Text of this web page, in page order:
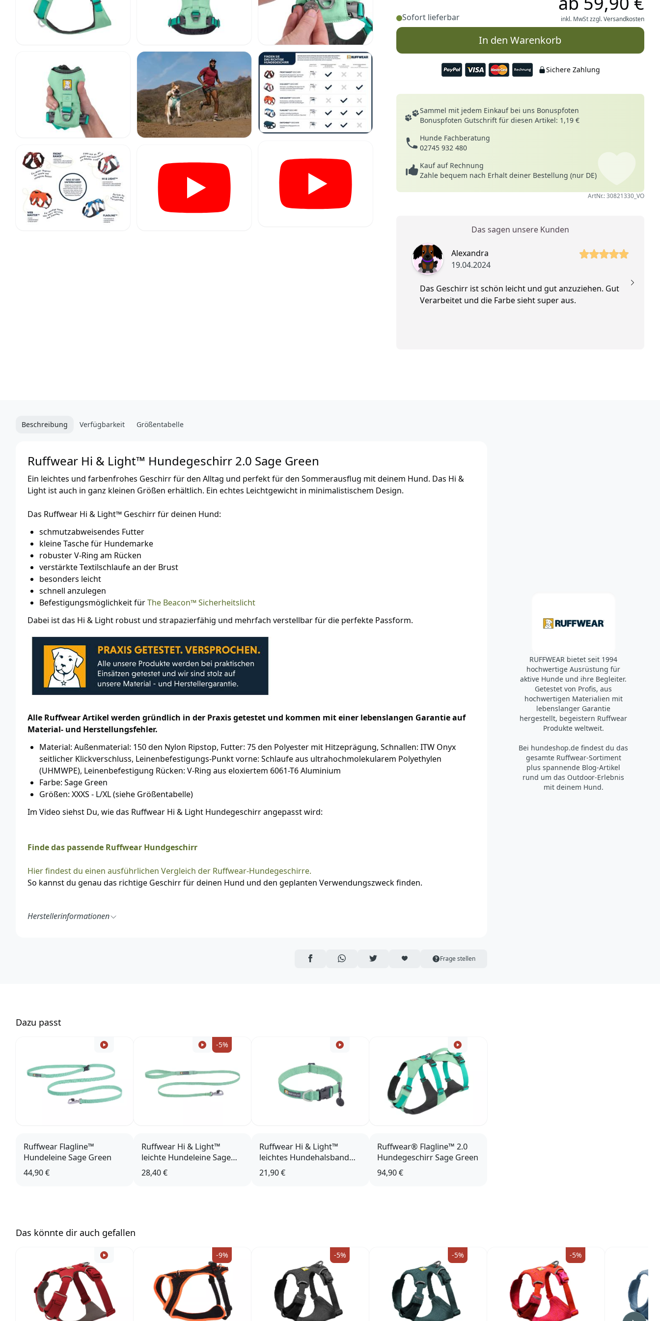
Sofort lieferbar inkl. MwSt zzgl.Versandkosten
In den Warenkorb
Sichere Zahlung
Deine Vorteile
Sammel mit jedem Einkauf bei uns Bonuspfoten
Bonuspfoten Gutschrift für diesen Artikel: 1,19 €
Hunde Fachberatung
02745 932 480
Kauf auf Rechnung
Zahle bequem nach Erhalt deiner Bestellung (nur DE)
ArtNr.: 30821330_VO
Das sagen unsere Kunden
Alexandra
19.04.2024
5 von 5 Sterne
Das Geschirr ist schön leicht und gut anzuziehen. Gut
Verarbeitet und die Farbe sieht super aus.
Beschreibung Verfügbarkeit Größentabelle
Ruffwear Hi & Light™ Hundegeschirr 2.0 Sage Green
Ein leichtes und farbenfrohes Geschirr für den Alltag und perfekt für den Sommerausflug mit deinem Hund. Das Hi &
Light ist auch in ganz kleinen Größen erhältlich. Ein echtes Leichtgewicht in minimalistischem Design.
Das Ruffwear Hi & Light™ Geschirr für deinen Hund:
schmutzabweisendes Futter
kleine Tasche für Hundemarke
robuster V-Ring am Rücken
verstärkte Textilschlaufe an der Brust
besonders leicht
schnell anzulegen
Befestigungsmöglichkeit fürThe Beacon™ Sicherheitslicht
Dabei ist das Hi & Light robust und strapazierfähig und mehrfach verstellbar für die perfekte Passform.
Alle Ruffwear Artikel werden gründlich in der Praxis getestet und kommen mit einer lebenslangen Garantie auf
Material- und Herstellungsfehler.
Material: Außenmaterial: 150 den Nylon Ripstop, Futter: 75 den Polyester mit Hitzeprägung, Schnallen: ITW Onyx
seitlicher Klickverschluss, Leinenbefestigungs-Punkt vorne: Schlaufe aus ultrahochmolekularem Polyethylen
(UHMWPE), Leinenbefestigung Rücken: V-Ring aus eloxiertem 6061-T6 Aluminium
Farbe: Sage Green
Größen: XXXS - L/XL (siehe Größentabelle)
Im Video siehst Du, wie das Ruffwear Hi & Light Hundegeschirr angepasst wird:
Finde das passende Ruffwear Hundgeschirr
Hier findest du einen ausführlichen Vergleich der Ruffwear-Hundegeschirre.
So kannst du genau das richtige Geschirr für deinen Hund und den geplanten Verwendungszweck finden.
Herstellerinformationen
Tanfield Lea Business Centre
Stanley
Country Durham DH9 9DB
https://www.accapigroup.com/de
info@accapigroup.com
AUF FACEBOOK TEILEN
ÜBER WHATSAPP TEILEN
AUF TWITTER TEILENARTIKEL AUF DIE MERKLISTE
Frage stellen
RUFFWEAR bietet seit 1994
hochwertige Ausrüstung für
aktive Hunde und ihre Begleiter.
Getestet von Profis, aus
hochwertigen Materialien mit
lebenslanger Garantie
hergestellt, begeistern Ruffwear
Produkte weltweit.
Bei hundeshop.de findest du das
gesamte Ruffwear-Sortiment
plus spannende Blog-Artikel
rund um das Outdoor-Erlebnis
mit deinem Hund.
Dazu passt
Ruffwear Flagline™
Hundeleine Sage Green
44,90 €
-5%
Ruffwear Hi & Light™
leichte Hundeleine Sage
Green
28,40 €
Ruffwear Hi & Light™
leichtes Hundehalsband
Sage Green
21,90 €
Ruffwear® Flagline™ 2.0
Hundegeschirr Sage Green
94,90 €
Das könnte dir auch gefallen
-9% -5% -5% -5%